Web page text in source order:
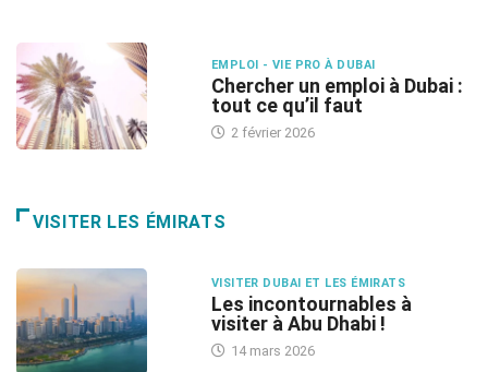
EMPLOI - VIE PRO À DUBAI
Chercher un emploi à Dubai :
tout ce qu’il faut
2 février 2026
VISITER LES ÉMIRATS
VISITER DUBAI ET LES ÉMIRATS
Les incontournables à
visiter à Abu Dhabi !
14 mars 2026